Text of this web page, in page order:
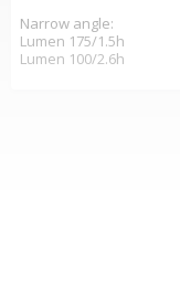
Narrow angle:
Lumen 175/1.5h
Lumen 100/2.6h